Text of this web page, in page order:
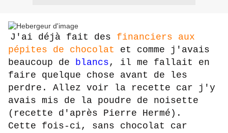
J'ai déjà fait des financiers aux
pépites de chocolat et comme j'avais
beaucoup de blancs, il me fallait en
faire quelque chose avant de les
perdre. Allez voir la recette car j'y
avais mis de la poudre de noisette
(recette d'après Pierre Hermé).
Cette fois-ci, sans chocolat car